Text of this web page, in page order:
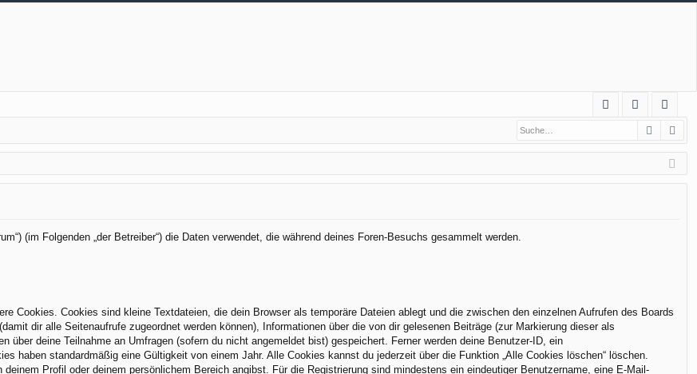
Q
m
el
eg
ist
rie
Suche
(im Folgenden „der Betreiber“) die Daten verwendet, die während deines Foren-Besuchs gesammelt werden.
Cookies. Cookies sind kleine Textdateien, die dein Browser als temporäre Dateien ablegt und die zwischen den einzelnen Aufrufen des Boards
dir alle Seitenaufrufe zugeordnet werden können), Informationen über die von dir gelesenen Beiträge (zur Markierung dieser als
über deine Teilnahme an Umfragen (sofern du nicht angemeldet bist) gespeichert. Ferner werden deine Benutzer-ID, ein
haben standardmäßig eine Gültigkeit von einem Jahr. Alle Cookies kannst du jederzeit über die Funktion „Alle Cookies löschen“ löschen.
Profil oder deinem persönlichem Bereich angibst. Für die Registrierung sind mindestens ein eindeutiger Benutzername, eine E-Mail-